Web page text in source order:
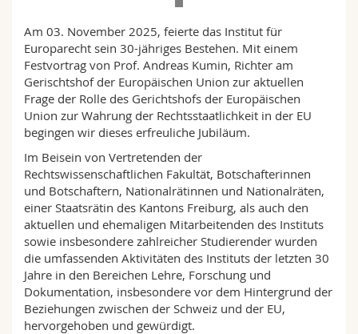
Math.-Nat. und Med. Fak.
Interfakultär
Doktorierende
Vorlesungsverzeichnis
MyUnifr
Am 03. November 2025, feierte das Institut für
Europarecht sein 30-jähriges Bestehen. Mit einem
Festvortrag von Prof. Andreas Kumin, Richter am
Gerischtshof der Europäischen Union zur aktuellen
Frage der Rolle des Gerichtshofs der Europäischen
Union zur Wahrung der Rechtsstaatlichkeit in der EU
begingen wir dieses erfreuliche Jubiläum.
Im Beisein von Vertretenden der
Rechtswissenschaftlichen Fakultät, Botschafterinnen
und Botschaftern, Nationalrätinnen und Nationalräten,
einer Staatsrätin des Kantons Freiburg, als auch den
aktuellen und ehemaligen Mitarbeitenden des Instituts
sowie insbesondere zahlreicher Studierender wurden
die umfassenden Aktivitäten des Instituts der letzten 30
Jahre in den Bereichen Lehre, Forschung und
Dokumentation, insbesondere vor dem Hintergrund der
Beziehungen zwischen der Schweiz und der EU,
hervorgehoben und gewürdigt.